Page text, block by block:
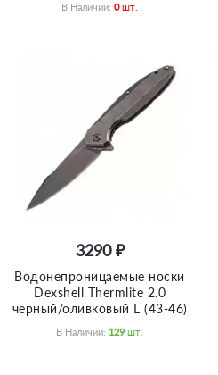
В Наличии: 0 Шт.
3290 ₽
Водонепроницаемые носки
Dexshell Thermlite 2.0
черный/оливковый L (43-46)
В Наличии: 129 Шт.